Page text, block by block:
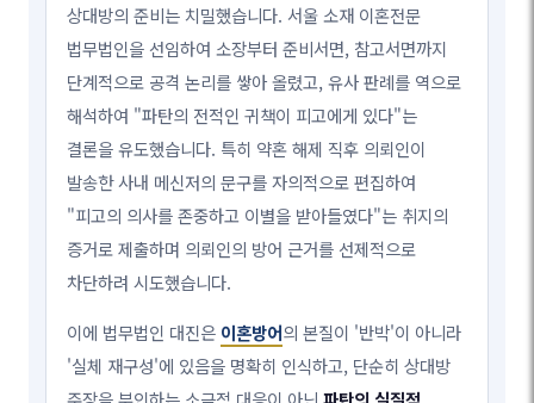
상대방의 준비는 치밀했습니다. 서울 소재 이혼전문
법무법인을 선임하여 소장부터 준비서면, 참고서면까지
단계적으로 공격 논리를 쌓아 올렸고, 유사 판례를 역으로
해석하여 "파탄의 전적인 귀책이 피고에게 있다"는
결론을 유도했습니다. 특히 약혼 해제 직후 의뢰인이
발송한 사내 메신저의 문구를 자의적으로 편집하여
"피고의 의사를 존중하고 이별을 받아들였다"는 취지의
증거로 제출하며 의뢰인의 방어 근거를 선제적으로
차단하려 시도했습니다.
이에 법무법인 대진은 이혼방어의 본질이 '반박'이 아니라
'실체 재구성'에 있음을 명확히 인식하고, 단순히 상대방